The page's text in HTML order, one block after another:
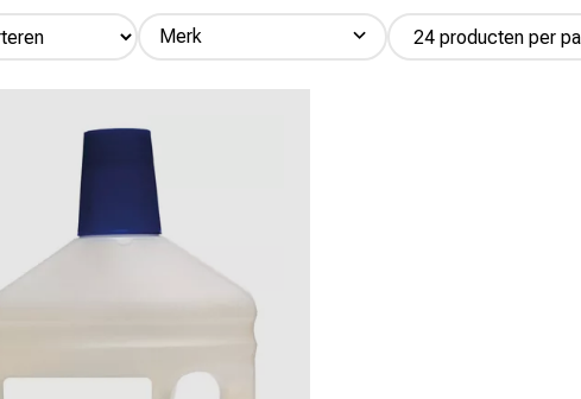
Merk
Agrochemica (5)
Alfasan (1)
Amflee (8)